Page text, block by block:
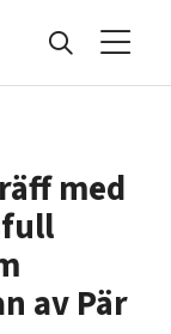
med
av Pär